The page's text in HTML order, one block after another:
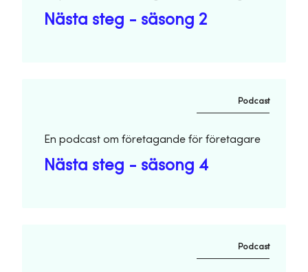
Nästa steg - säsong 2
Podcast
En podcast om företagande för företagare
Nästa steg - säsong 4
Podcast